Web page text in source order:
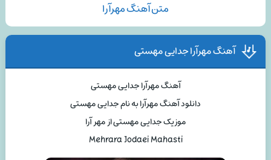
متن آهنگ مهرآرا
آهنگ مهرآرا جدایی مهستی
آهنگ مهرآرا جدایی مهستی
دانلود آهنگ مهرآرا به نام جدایی مهستی
موزیک جدایی مهستی از مهر آرا
Mehrara Jodaei Mahasti